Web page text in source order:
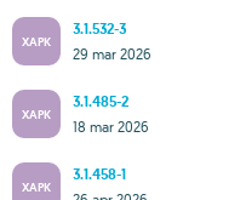
XAPK
3.1.532-3
29 mar 2026
XAPK
3.1.485-2
18 mar 2026
XAPK
3.1.458-1